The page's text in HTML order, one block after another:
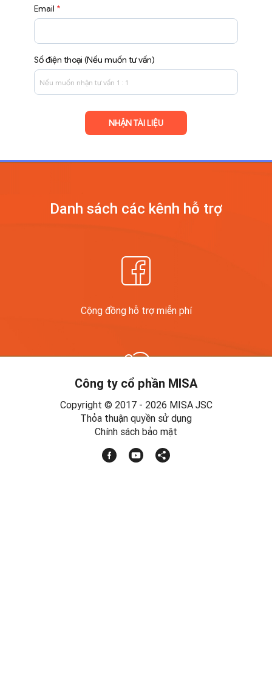
Email *
Số điện thoại (Nếu muốn tư vấn)
Danh sách các kênh hỗ trợ
Cộng đồng hỗ trợ miễn phí
Diễn đàn
Công ty cổ phần MISA
Copyright © 2017 - 2026 MISA JSC
Thỏa thuận quyền sử dụng
Chính sách bảo mật